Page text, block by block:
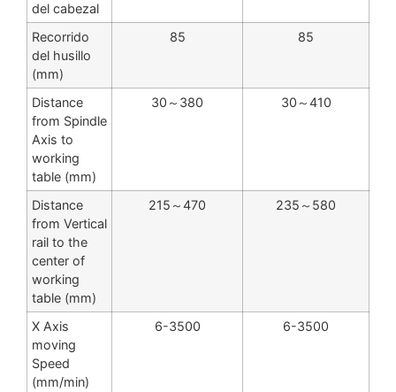
del cabezal
Recorrido
del husillo
(mm)
85 85
Distance
from Spindle
Axis to
working
table (mm)
30～380 30～410
Distance
from Vertical
rail to the
center of
working
table (mm)
215～470 235～580
X Axis
moving
Speed
(mm/min)
6-3500 6-3500